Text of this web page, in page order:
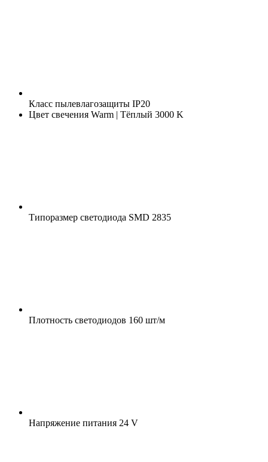
Класс пылевлагозащиты IP20
Цвет свечения Warm | Тёплый 3000 K
Типоразмер светодиода SMD 2835
Плотность светодиодов 160 шт/м
Напряжение питания 24 V